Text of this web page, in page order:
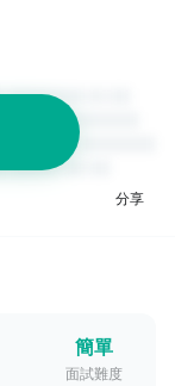
分享
簡單
面試難度